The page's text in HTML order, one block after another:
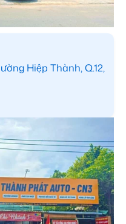
Hiệp Thành, Q.12,